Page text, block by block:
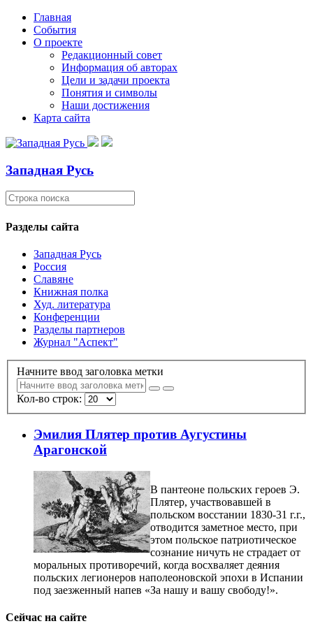
Главная
События
О проекте
Редакционный совет
Информация об авторах
Цели и задачи проекта
Понятия и символы
Наши достижения
Карта сайта
Западная Русь
Разделы сайта
Западная Русь
Россия
Славяне
Книжная полка
Худ. литература
Конференции
Разделы партнеров
Журнал "Аспект"
Начните ввод заголовка метки
Кол-во строк:
Эмилия Плятер против Аугустины
Арагонской
В пантеоне польских героев Э.
Плятер, участвовавшей в
польском восстании 1830-31 г.г.,
отводится заметное место, при
этом польское патриотическое
сознание ничуть не страдает от
моральных противоречий, когда восхваляет деяния
польских легионеров наполеоновской эпохи в Испании
под заезженный напев «За нашу и вашу свободу!».
Сейчас на сайте